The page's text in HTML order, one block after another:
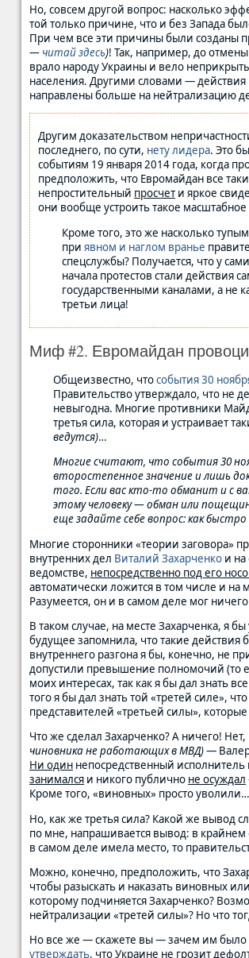
Но, совсем другой вопрос: насколько
той только причине, что и без Запада
При чем все эти причины были созданы
— читай здесь)! Так, например, до
врало народу Украины и вело
населения. Другими словами —
направлены больше на нейтрализацию
Другим доказательством
последнего, по сути, нету лидера. Это
событиям 19 января 2014 года, когда
предположить, что Евромайдан все
непростительный просчет и яркое
они вообще устроить такое
Кроме того, это же насколько
при явном и наглом вранье
спецслужбы? Получается, что у
начала протестов стали
государственными каналами, а не
третьи лица!
Миф #2. Евромайдан
Общеизвестно, чтособытия 30
Правительство утверждало, что не
невыгодна. Многие противники
третья сила, которая и устраивает
ведутся)…
Многие считают, что события 30
второстепенное значение и лишь
того. Если вас кто-то обманит и с
этому человеку — обман или
еще задайте себе вопрос: как
Многие сторонники «теории заговора»
внутренних дел Виталий Захарченко и
ведомстве, непосредственно под его
автоматически ложится в том числе и на
Разумеется, он и в самом деле мог
В таком случае, на месте Захарченка, я
будущее запомнила, что такие действия
внутреннего разгона я бы, конечно, не
допустили превышение полномочий (то
моих интересах, так как я бы дал знать
того я бы дал знать той «третей силе»,
представителей «третьей силы»,
Что же сделал Захарченко? А ничего!
чиновника не работающих в МВД)—
Ни один непосредственный
занимался и никого публично не осуждал
Кроме того, «виновных» просто уволили…
Но, как же третья сила? Какой же вывод
по мне, напрашивается вывод: в крайнем
в самом деле имела место, то
Можно, конечно, предположить, что
чтобы разыскать и наказать виновных
которому подчиняется Захарченко?
нейтрализации «третей силы»? Но что
Но все же — скажете вы — зачем им было
утверждать, что Украине не грозит